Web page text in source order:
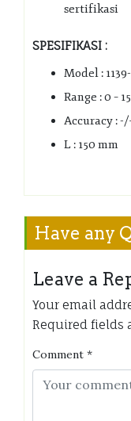
sertifikasi
SPESIFIKASI :
Model :
Range : 0 –
Accuracy : -/
L : 150 mm
Have any
Leave a
Your email
Required fields
Comment *